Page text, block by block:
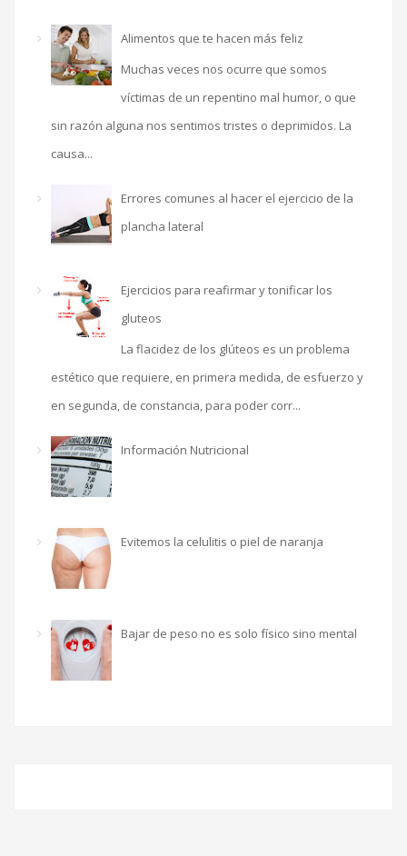
Alimentos que te hacen más feliz
Muchas veces nos ocurre que somos
víctimas de un repentino mal humor, o que
sin razón alguna nos sentimos tristes o deprimidos. La
causa...
Errores comunes al hacer el ejercicio de la
plancha lateral
Ejercicios para reafirmar y tonificar los
gluteos
La flacidez de los glúteos es un problema
estético que requiere, en primera medida, de esfuerzo y
en segunda, de constancia, para poder corr...
Información Nutricional
Evitemos la celulitis o piel de naranja
Bajar de peso no es solo físico sino mental